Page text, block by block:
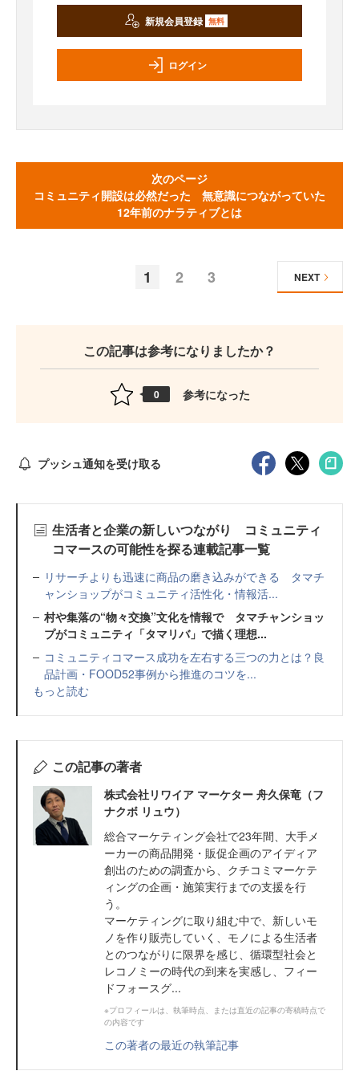
新規会員登録 無料
ログイン
次のページ
コミュニティ開設は必然だった 無意識につながっていた
12年前のナラティブとは
1 2 3 NEXT
この記事は参考になりましたか？
0 参考になった
プッシュ通知を受け取る
生活者と企業の新しいつながり コミュニティ
コマースの可能性を探る連載記事一覧
リサーチよりも迅速に商品の磨き込みができる タマチ
ャンショップがコミュニティ活性化・情報活...
村や集落の“物々交換”文化を情報で タマチャンショッ
プがコミュニティ「タマリバ」で描く理想...
コミュニティコマース成功を左右する三つの力とは？良
品計画・FOOD52事例から推進のコツを...
もっと読む
この記事の著者
株式会社リワイア マーケター 舟久保竜（フ
ナクボ リュウ）
総合マーケティング会社で23年間、大手メ
ーカーの商品開発・販促企画のアイディア
創出のための調査から、クチコミマーケテ
ィングの企画・施策実行までの支援を行
う。
マーケティングに取り組む中で、新しいモ
ノを作り販売していく、モノによる生活者
とのつながりに限界を感じ、循環型社会と
レコノミーの時代の到来を実感し、フィー
ドフォースグ...
※プロフィールは、執筆時点、または直近の記事の寄稿時点で
の内容です
この著者の最近の執筆記事